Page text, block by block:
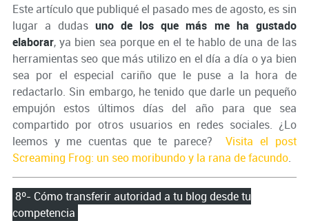
Este artículo que publiqué el pasado mes de agosto, es sin
lugar a dudas uno de los que más me ha gustado
elaborar, ya bien sea porque en el te hablo de una de las
herramientas seo que más utilizo en el día a día o ya bien
sea por el especial cariño que le puse a la hora de
redactarlo. Sin embargo, he tenido que darle un pequeño
empujón estos últimos días del año para que sea
compartido por otros usuarios en redes sociales. ¿Lo
leemos y me cuentas que te parece? Visita el post
Screaming Frog: un seo moribundo y la rana de facundo.
8º- Cómo transferir autoridad a tu blog desde tu
competencia